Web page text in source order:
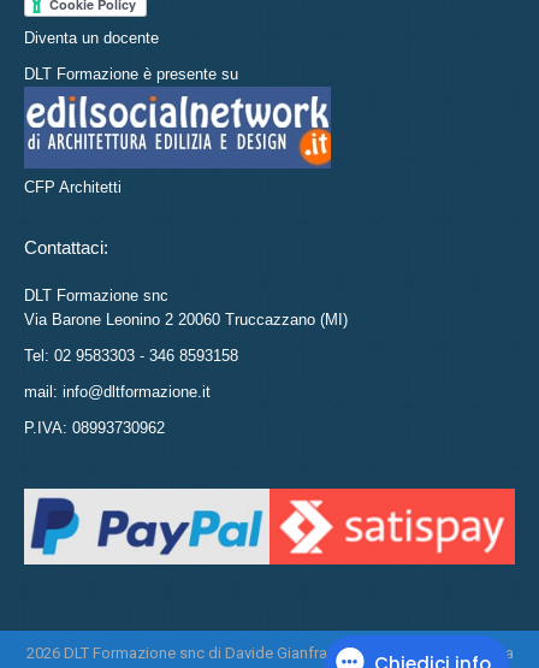
Diventa un docente
DLT Formazione è presente su
CFP Architetti
Contattaci:
DLT Formazione snc
Via Barone Leonino 2 20060 Truccazzano (MI)
Tel: 02 9583303 - 346 8593158
mail: info@dltformazione.it
P.IVA: 08993730962
2026 DLT Formazione snc di Davide Gianfranco Di Leo e Daniela Tasca